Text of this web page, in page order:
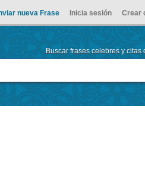
nueva Frase Inicia sesión Crear
Buscar frases celebres y citas